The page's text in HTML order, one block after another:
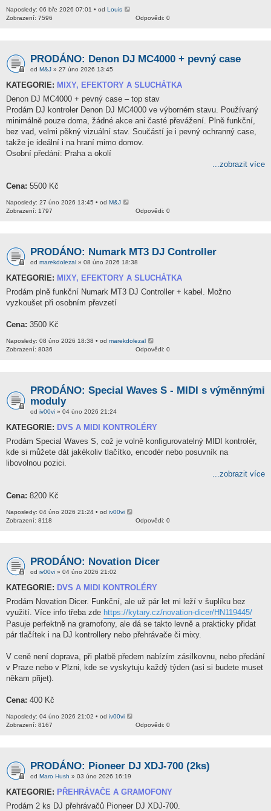
Naposledy: 06 bře 2026 07:01 • od Louis
Odpovědi: 0
Zobrazení: 7596
PRODÁNO: Denon DJ MC4000 + pevný case
od M&J » 27 úno 2026 13:45
KATEGORIE: MIXY, EFEKTORY A SLUCHÁTKA
Denon DJ MC4000 + pevný case – top stav
Prodám DJ kontroler Denon DJ MC4000 ve výborném stavu. Používaný
minimálně pouze doma, žádné akce ani časté převážení. Plně funkční,
bez vad, velmi pěkný vizuální stav. Součástí je i pevný ochranný case,
takže je ideální i na hraní mimo domov.
Osobní předání: Praha a okolí
...zobrazit více
Cena: 5500 Kč
Naposledy: 27 úno 2026 13:45 • od M&J
Odpovědi: 0
Zobrazení: 1797
PRODÁNO: Numark MT3 DJ Controller
od marekdolezal » 08 úno 2026 18:38
KATEGORIE: MIXY, EFEKTORY A SLUCHÁTKA
Prodám plně funkční Numark MT3 DJ Controller + kabel. Možno
vyzkoušet při osobním převzetí
Cena: 3500 Kč
Naposledy: 08 úno 2026 18:38 • od marekdolezal
Odpovědi: 0
Zobrazení: 8036
PRODÁNO: Special Waves S - MIDI s výměnnými
moduly
od iv00vi » 04 úno 2026 21:24
KATEGORIE: DVS A MIDI KONTROLÉRY
Prodám Special Waves S, což je volně konfigurovatelný MIDI kontrolér,
kde si můžete dát jakékoliv tlačítko, encodér nebo posuvník na
libovolnou pozici.
...zobrazit více
Cena: 8200 Kč
Naposledy: 04 úno 2026 21:24 • od iv00vi
Odpovědi: 0
Zobrazení: 8118
PRODÁNO: Novation Dicer
od iv00vi » 04 úno 2026 21:02
KATEGORIE: DVS A MIDI KONTROLÉRY
Prodám Novation Dicer. Funkční, ale už pár let mi leží v šuplíku bez
využití. Více info třeba zde https://kytary.cz/novation-dicer/HN119445/
Pasuje perfektně na gramofony, ale dá se takto levně a prakticky přidat
pár tlačítek i na DJ kontrollery nebo přehrávače či mixy.
V ceně není doprava, při platbě předem nabízím zásilkovnu, nebo předání
v Praze nebo v Plzni, kde se vyskytuju každý týden (asi si budete muset
někam přijet).
Cena: 400 Kč
Naposledy: 04 úno 2026 21:02 • od iv00vi
Odpovědi: 0
Zobrazení: 8167
PRODÁNO: Pioneer DJ XDJ-700 (2ks)
od Maro Hush » 03 úno 2026 16:19
KATEGORIE: PŘEHRÁVAČE A GRAMOFONY
Prodám 2 ks DJ přehrávačů Pioneer DJ XDJ-700.